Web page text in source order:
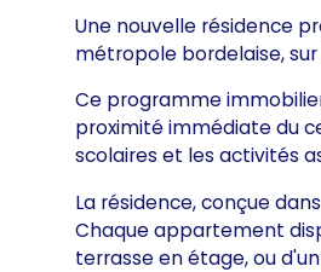
Une nouvelle résidence
métropole bordelaise,
Ce programme
proximité immédiate du
scolaires et les activités
La résidence, conçue
Chaque appartement
terrasse en étage, ou